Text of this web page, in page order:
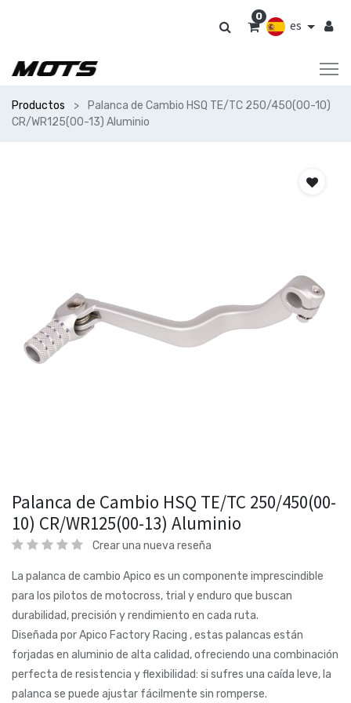
es
0
Productos
Palanca de Cambio HSQ TE/TC 250/450(00-10)
CR/WR125(00-13) Aluminio
Palanca de Cambio HSQ TE/TC 250/450(00-
10) CR/WR125(00-13) Aluminio
Crear una nueva reseña
La palanca de cambio Apico es un componente imprescindible
para los pilotos de motocross, trial y enduro que buscan
durabilidad, precisión y rendimiento en cada ruta.
Diseñada por Apico Factory Racing , estas palancas están
forjadas en aluminio de alta calidad, ofreciendo una combinación
perfecta de resistencia y flexibilidad: si sufres una caída leve, la
palanca se puede ajustar fácilmente sin romperse.